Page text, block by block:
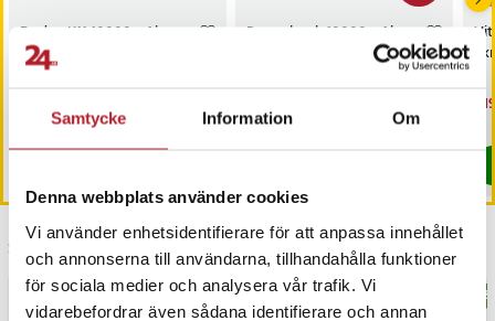
Samtycke Information Om
Denna webbplats använder cookies
Vi använder enhetsidentifierare för att anpassa innehållet
och annonserna till användarna, tillhandahålla funktioner
för sociala medier och analysera vår trafik. Vi
vidarebefordrar även sådana identifierare och annan
Dudao K11 10000mAh
Powerbank med
inbyggda USB-kablar - Svart
Kommer i lager 2026-08-14
Powerbank 10000mAh
med 2xUSB och 1xUSB-C
149 krTidigare pris 299 kr
Just nu har vi bara 2 kvar av denna
Senast besökta
BÄSTSÄLJARE